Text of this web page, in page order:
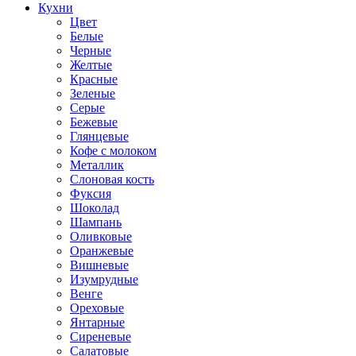
Кухни
Цвет
Белые
Черные
Желтые
Красные
Зеленые
Серые
Бежевые
Глянцевые
Кофе с молоком
Металлик
Слоновая кость
Фуксия
Шоколад
Шампань
Оливковые
Оранжевые
Вишневые
Изумрудные
Венге
Ореховые
Янтарные
Сиреневые
Салатовые